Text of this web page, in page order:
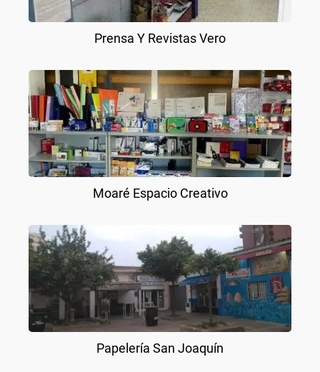
Prensa Y Revistas Vero
Moaré Espacio Creativo
Papelería San Joaquín